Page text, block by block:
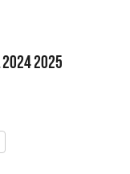
2025